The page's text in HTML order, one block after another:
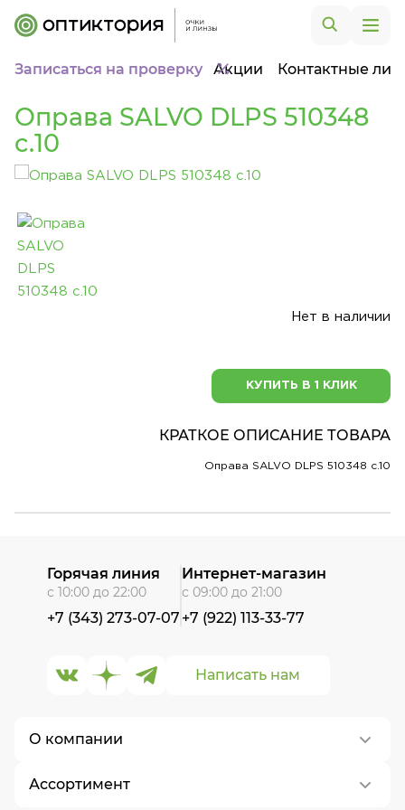
Записаться на проверку Акции Контактные
Оправа SALVO DLPS 510348
c.10
Нет в наличии
КУПИТЬ В 1 КЛИК
КРАТКОЕ ОПИСАНИЕ ТОВАРА
Оправа SALVO DLPS 510348 c.10
О компании
О нас
Ассортимент
Написать нам
Горячая линия
с 10:00 до 22:00
+7 (343) 273-07-07
Интернет-магазин
с 09:00 до 21:00
+7 (922) 113-33-77